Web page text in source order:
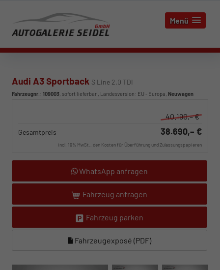
Menü
Audi A3 Sportback S Line 2.0 TDI
Fahrzeugnr.: 109003, sofort lieferbar , Landesversion: EU - Europa, Neuwagen
40.190,– €
Gesamtpreis 38.690,– €
incl. 19% MwSt., den Kosten für Überführung und Zulassungspapieren
WhatsApp anfragen
Fahrzeug anfragen
Fahrzeug parken
Fahrzeugexposé (PDF)